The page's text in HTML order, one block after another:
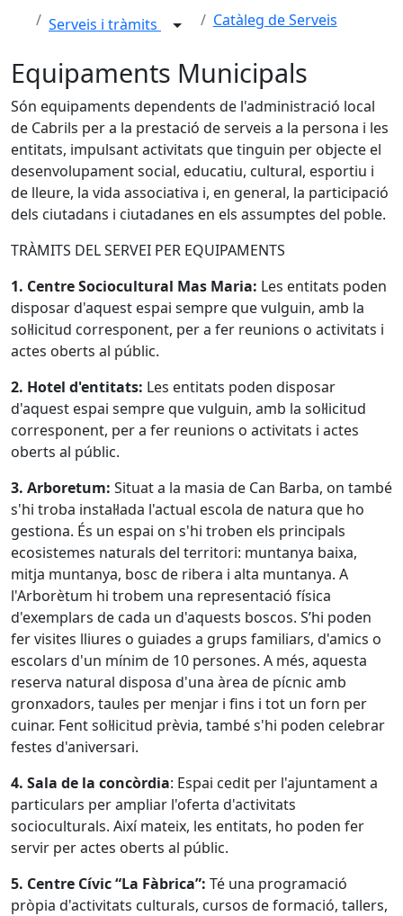
Serveis i tràmits Catàleg de Serveis
Equipaments Municipals
Són equipaments dependents de l'administració local
de Cabrils per a la prestació de serveis a la persona i les
entitats, impulsant activitats que tinguin per objecte el
desenvolupament social, educatiu, cultural, esportiu i
de lleure, la vida associativa i, en general, la participació
dels ciutadans i ciutadanes en els assumptes del poble.
TRÀMITS DEL SERVEI PER EQUIPAMENTS
1. Centre Sociocultural Mas Maria: Les entitats poden
disposar d'aquest espai sempre que vulguin, amb la
sol·licitud corresponent, per a fer reunions o activitats i
actes oberts al públic.
2. Hotel d'entitats: Les entitats poden disposar
d'aquest espai sempre que vulguin, amb la sol·licitud
corresponent, per a fer reunions o activitats i actes
oberts al públic.
3. Arboretum: Situat a la masia de Can Barba, on també
s'hi troba instal·lada l'actual escola de natura que ho
gestiona. És un espai on s'hi troben els principals
ecosistemes naturals del territori: muntanya baixa,
mitja muntanya, bosc de ribera i alta muntanya. A
l'Arborètum hi trobem una representació física
d'exemplars de cada un d'aquests boscos. S’hi poden
fer visites lliures o guiades a grups familiars, d'amics o
escolars d'un mínim de 10 persones. A més, aquesta
reserva natural disposa d'una àrea de pícnic amb
gronxadors, taules per menjar i fins i tot un forn per
cuinar. Fent sol·licitud prèvia, també s'hi poden celebrar
festes d'aniversari.
4. Sala de la concòrdia: Espai cedit per l'ajuntament a
particulars per ampliar l'oferta d'activitats
socioculturals. Així mateix, les entitats, ho poden fer
servir per actes oberts al públic.
5. Centre Cívic “La Fàbrica”: Té una programació
pròpia d'activitats culturals, cursos de formació, tallers,